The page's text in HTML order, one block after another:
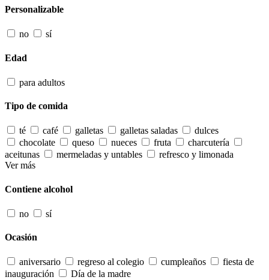
Personalizable
no sí
Edad
para adultos
Tipo de comida
té café galletas galletas saladas
dulces
chocolate
queso nueces fruta
charcutería
aceitunas
mermeladas y untables
refresco y limonada
Ver más
Contiene alcohol
no sí
Ocasión
aniversario regreso al colegio cumpleaños
fiesta de
inauguración
Día de la madre